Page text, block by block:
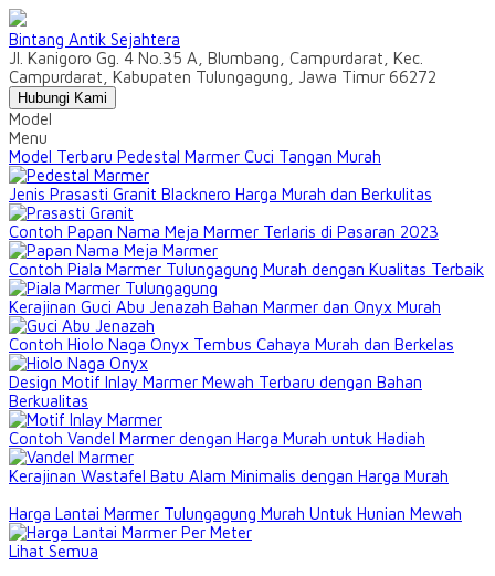
Bintang Antik Sejahtera
Jl. Kanigoro Gg. 4 No.35 A, Blumbang, Campurdarat, Kec.
Campurdarat, Kabupaten Tulungagung, Jawa Timur 66272
Hubungi Kami
Model
Menu
Model Terbaru Pedestal Marmer Cuci Tangan Murah
Jenis Prasasti Granit Blacknero Harga Murah dan Berkulitas
Contoh Papan Nama Meja Marmer Terlaris di Pasaran 2023
Contoh Piala Marmer Tulungagung Murah dengan Kualitas Terbaik
Kerajinan Guci Abu Jenazah Bahan Marmer dan Onyx Murah
Contoh Hiolo Naga Onyx Tembus Cahaya Murah dan Berkelas
Design Motif Inlay Marmer Mewah Terbaru dengan Bahan
Berkualitas
Contoh Vandel Marmer dengan Harga Murah untuk Hadiah
Kerajinan Wastafel Batu Alam Minimalis dengan Harga Murah
Harga Lantai Marmer Tulungagung Murah Untuk Hunian Mewah
Lihat Semua